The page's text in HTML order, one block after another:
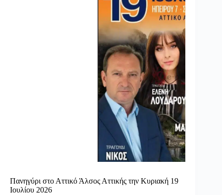
Πανηγύρι στο Αττικό Άλσος Αττικής την Κυριακή 19
Ιουλίου 2026